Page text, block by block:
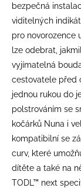
bezpečná
viditelných
pro novorozence
lze odebrat,
vyjímatelná
cestovatele před
jednou rukou do
polstrováním se
kočárků Nuna i
kompatibilní se
curv, které
dítěte a také na
TODL™ next